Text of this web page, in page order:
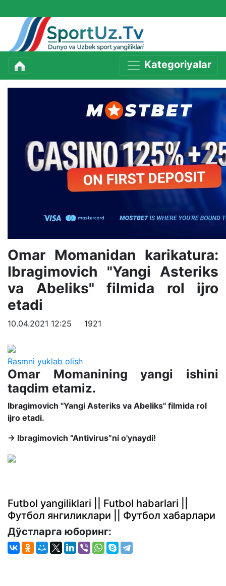
Kategoriyalar
Omar Momanidan karikatura:
Ibragimovich "Yangi Asteriks
va Abeliks" filmida rol ijro
etadi
10.04.2021 12:25 1921
Rasmni yuklab olish
Omar Momanining yangi ishini
taqdim etamiz.
Ibragimovich "Yangi Asteriks va Abeliks" filmida rol
ijro etadi.
→ Ibragimovich “Antivirus”ni o'ynaydi!
Futbol yangiliklari || Futbol habarlari ||
Футбол янгиликлари || Футбол хабарлари
Дўстларга юборинг: